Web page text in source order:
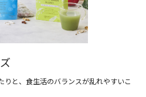
と、食生活のバランスが乱れやすいこ